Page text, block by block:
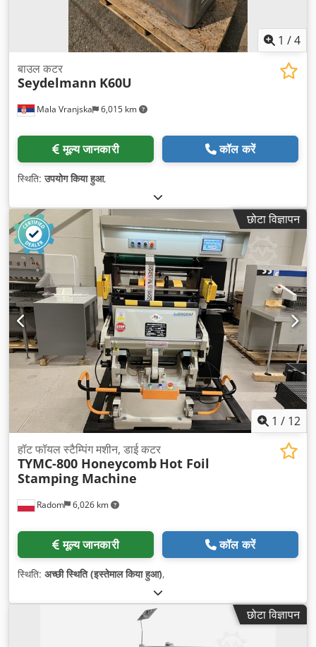
1 /4
Mala Vranjska 6,015 km
बाउल कटर
Seydelmann K60U
मूल्य जानकारी कॉल करें
स्थिति:उपयोग किया हुआ,
छोटा विज्ञापन
1 / 12
Radom 6,026 km
हॉट फॉयल स्टैम्पिंग मशीन, डाई कटर
TYMC-800 Honeycomb Hot Foil
Stamping Machine
मूल्य जानकारी कॉल करें
स्थिति: अच्छी स्थिति (इस्तेमाल किया हुआ),
छोटा विज्ञापन